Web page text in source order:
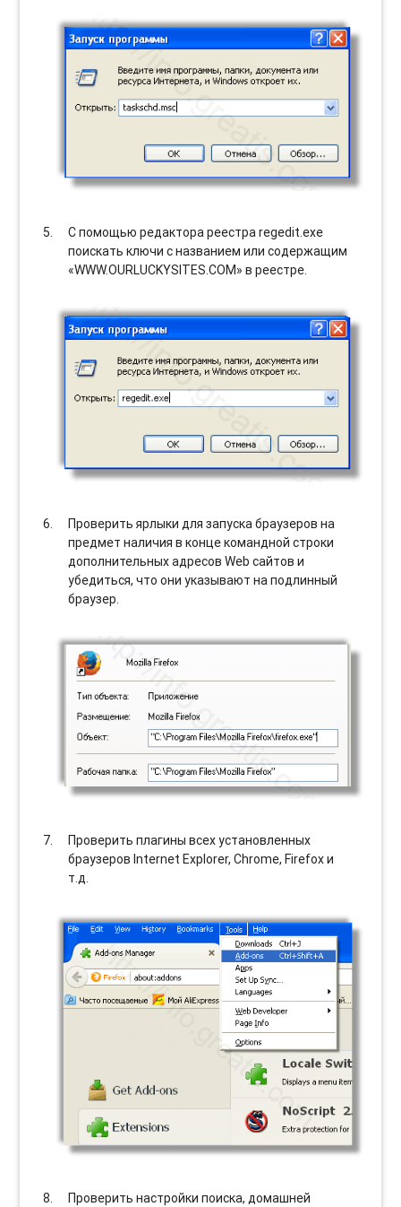
С помощью редактора реестра regedit.exe
поискать ключи с названием или содержащим
«WWW.OURLUCKYSITES.COM» в реестре.
Проверить ярлыки для запуска браузеров на
предмет наличия в конце командной строки
дополнительных адресов Web сайтов и
убедиться, что они указывают на подлинный
браузер.
Проверить плагины всех установленных
браузеров Internet Explorer, Chrome, Firefox и
т.д.
Проверить настройки поиска, домашней